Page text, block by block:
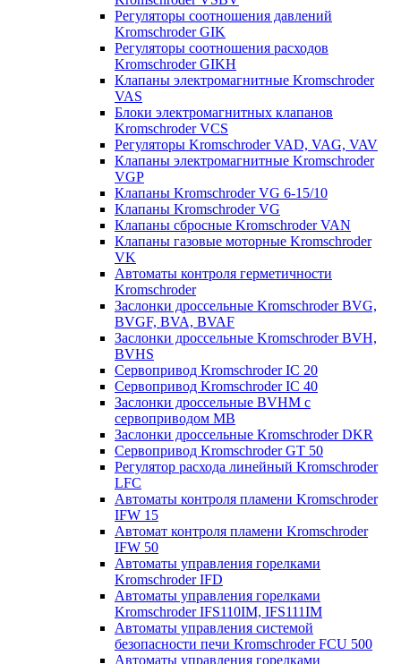
Регуляторы соотношения давлений
Kromschroder GIK
Регуляторы соотношения расходов
Kromschroder GIKH
Клапаны электромагнитные Kromschroder
VAS
Блоки электромагнитных клапанов
Kromschroder VCS
Регуляторы Kromschroder VAD, VAG, VAV
Клапаны электромагнитные Kromschroder
VGP
Клапаны Kromschroder VG 6-15/10
Клапаны Kromschroder VG
Клапаны сбросные Kromschroder VAN
Клапаны газовые моторные Kromschroder
VK
Автоматы контроля герметичности
Kromschroder
Заслонки дроссельные Kromschroder BVG,
BVGF, BVA, BVAF
Заслонки дроссельные Kromschroder BVH,
BVHS
Сервопривод Kromschroder IC 20
Сервопривод Kromschroder IC 40
Заслонки дроссельные BVHM с
сервоприводом МВ
Заслонки дроссельные Kromschroder DKR
Cервопривод Kromschroder GT 50
Регулятор расхода линейный Kromschroder
LFC
Автоматы контроля пламени Kromschroder
IFW 15
Автомат контроля пламени Kromschroder
IFW 50
Автоматы управления горелками
Kromschroder IFD
Автоматы управления горелками
Kromschroder IFS110IM, IFS111IM
Автоматы управления системой
безопасности печи Kromschroder FCU 500
Автоматы управления горелками